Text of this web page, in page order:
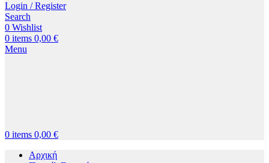
Login / Register
Search
0 Wishlist
0 items 0,00 €
Menu
0 items 0,00 €
Αρχική